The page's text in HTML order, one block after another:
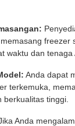
freezer
waktu dan tenaga
Anda dapat
terkemuka,
tinggi.
Anda